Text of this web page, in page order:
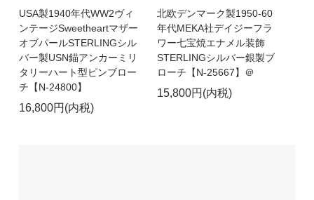
USA製1940年代WW2ヴィ
ンテージSweetheartマザー
オブパールSTERLINGシル
バー製USN錨アンカーミリ
タリーハート型ピンブロー
チ【N-24800】
16,800円(内税)
北欧デンマーク製1950-60
年代MEKA社デイジーフラ
ワー七宝焼エナメル装飾
STERLINGシルバー銀製ブ
ローチ【N-25667】＠
15,800円(内税)